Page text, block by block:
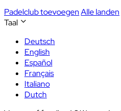
Padelclub toevoegenAlle landen
Taal
Deutsch
English
Español
Français
Italiano
Dutch